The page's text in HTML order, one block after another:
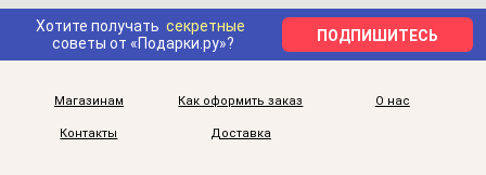
Хотите получать секретные
советы от «Подарки.ру»?
ПОДПИШИТЕСЬ
Магазинам Как оформить заказ О нас
Контакты Доставка